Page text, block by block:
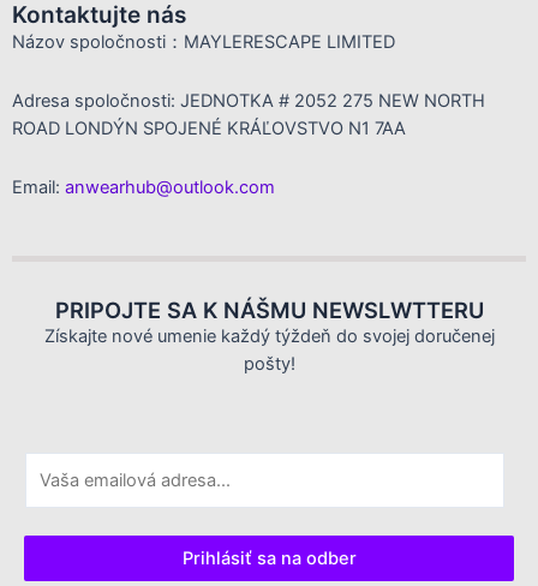
Kontaktujte nás
Názov spoločnosti：MAYLERESCAPE LIMITED
Adresa spoločnosti: JEDNOTKA # 2052 275 NEW NORTH
ROAD LONDÝN SPOJENÉ KRÁĽOVSTVO N1 7AA
Email: anwearhub@outlook.com
PRIPOJTE SA K NÁŠMU NEWSLWTTERU
Získajte nové umenie každý týždeň do svojej doručenej
pošty!
l
Prihlásiť sa na odber